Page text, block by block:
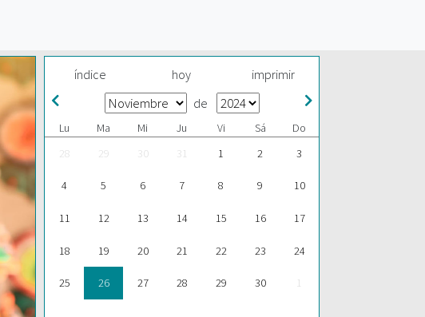
índice hoy imprimir
de
Lu Ma Mi Ju Vi Sá
Do
28
29 30 31 1 2 3
4 5 6 7 8 9 10
11 12 13 14 15 16 17
18 19 20 21 22 23 24
25 26 27 28 29 30 1